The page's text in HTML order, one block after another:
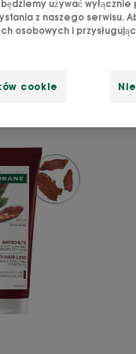
PRZECIW
WYPADANIU
Odżywka
wzmacniająca
i
stymulująca
z
chininą
używać
z naszego serwisu.
osobowych i
cookie